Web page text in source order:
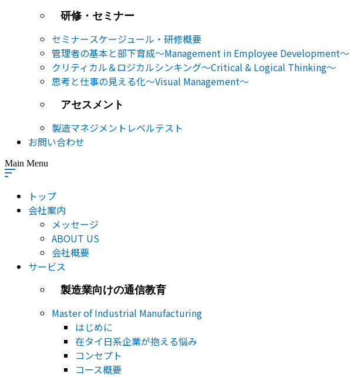
研修・セミナー
セミナー​スケージュール・研修概要
管理者の基本と部下育成～Management in Employee Development～
クリティカル＆ロジカルシンキング～Critical & Logical Thinking～
思考と仕事の見える化～Visual Management～
アセスメント
製造マネジメントレベルテスト
お問い合わせ
Main Menu
トップ
会社案内
メッセージ
ABOUT US
会社概要
サービス
製造業向けの通信教育
Master of Industrial Manufacturing
はじめに
在タイ日系企業が抱える悩み
コンセプト
コース概要